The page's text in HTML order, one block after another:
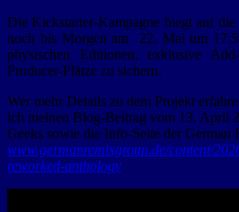
Die Kickstarter-Kampagne biegt auf
noch bis Morgen am 22. Mai um
physischen Editionen, exklusive
Producer-Plätze zu sichern.
Wer mehr Details zu dem Projekt
ich meinen Blog-Beitrag vom 13. April
Geeks sowie die Info-Seite der German
www.germanremixgroup.de/content/
reworked-anthology